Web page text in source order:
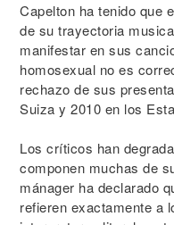
Capelton ha tenido que
de su trayectoria
manifestar en sus
homosexual no es
rechazo de sus
Suiza y 2010 en los
Los críticos han
componen muchas de
mánager ha declarado
refieren exactamente a